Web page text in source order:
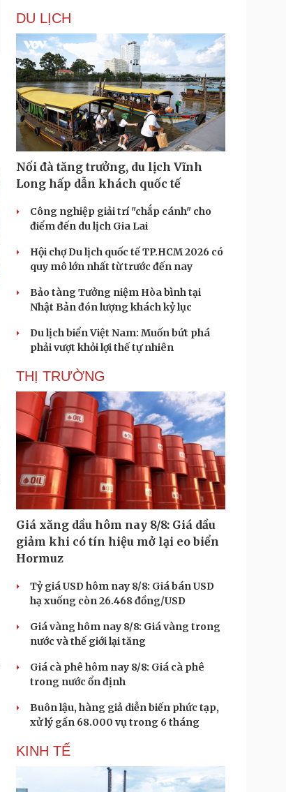
DU LỊCH
Nối đà tăng trưởng, du lịch Vĩnh
Long hấp dẫn khách quốc tế
Công nghiệp giải trí "chắp cánh" cho
điểm đến du lịch Gia Lai
Hội chợ Du lịch quốc tế TP.HCM 2026 có
quy mô lớn nhất từ trước đến nay
Bảo tàng Tưởng niệm Hòa bình tại
Nhật Bản đón lượng khách kỷ lục
Du lịch biển Việt Nam: Muốn bứt phá
phải vượt khỏi lợi thế tự nhiên
THỊ TRƯỜNG
Giá xăng dầu hôm nay 8/8: Giá dầu
giảm khi có tín hiệu mở lại eo biển
Hormuz
Tỷ giá USD hôm nay 8/8: Giá bán USD
hạ xuống còn 26.468 đồng/USD
Giá vàng hôm nay 8/8: Giá vàng trong
nước và thế giới lại tăng
Giá cà phê hôm nay 8/8: Giá cà phê
trong nước ổn định
Buôn lậu, hàng giả diễn biến phức tạp,
xử lý gần 68.000 vụ trong 6 tháng
KINH TẾ